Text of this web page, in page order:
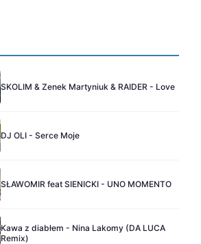
SKOLIM & Zenek Martyniuk & RAIDER - Love
DJ OLI - Serce Moje
SŁAWOMIR feat SIENICKI - UNO MOMENTO
Kawa z diabłem - Nina Lakomy (DA LUCA
Remix)